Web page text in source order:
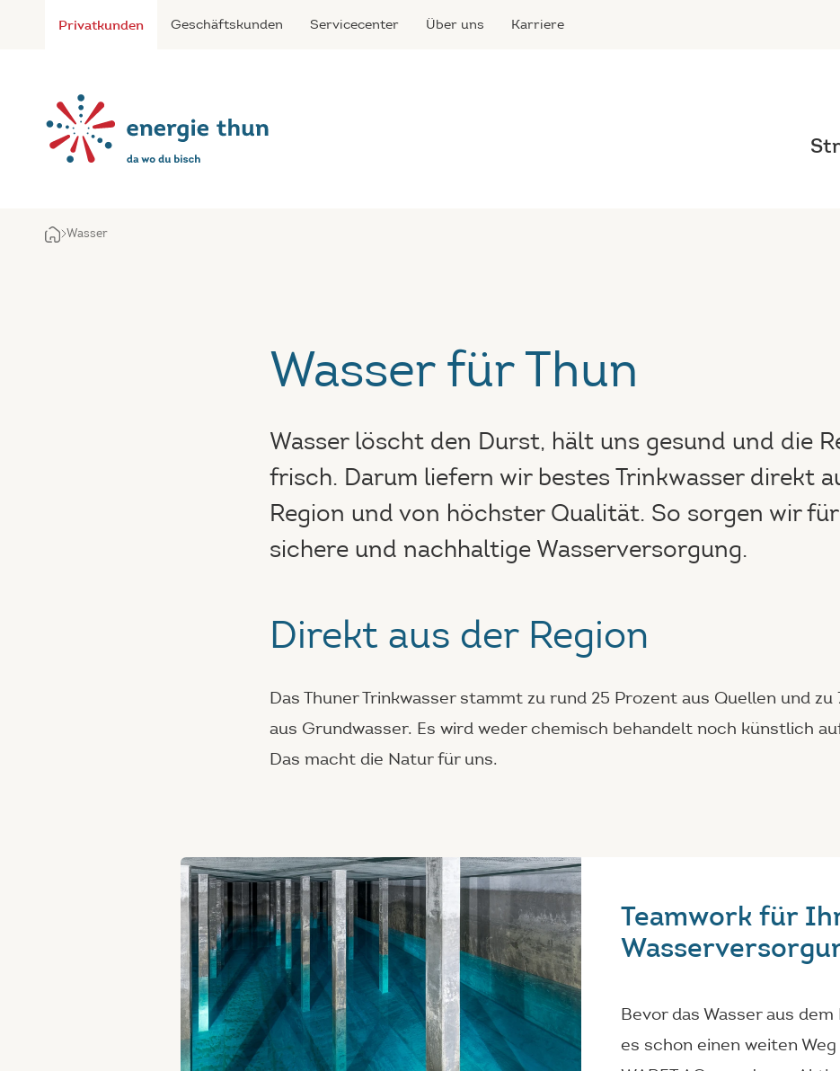
Privatkunden Geschäftskunden Servicecenter Über uns Karriere
Wasser
Wasser für Thun
Wasser löscht den Durst, hält uns gesund und die
frisch. Darum liefern wir bestes Trinkwasser direkt
Region und von höchster Qualität. So sorgen wir
sichere und nachhaltige Wasserversorgung.
Direkt aus der Region
Das Thuner Trinkwasser stammt zurund 25 Prozent aus Quellen und zu
aus Grundwasser. Es wird weder chemisch behandelt noch künstlich
Das macht die Natur für uns.
Teamwork für
Bevor das Wasser aus
es schon einen weiten